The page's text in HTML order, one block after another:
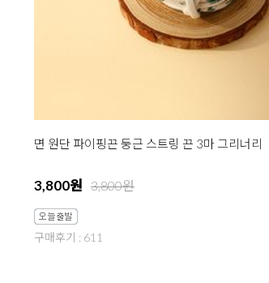
면 원단 파이핑끈 둥근 스트링 끈 3마 그리너리
3,800원 3,800원
구매후기 : 611